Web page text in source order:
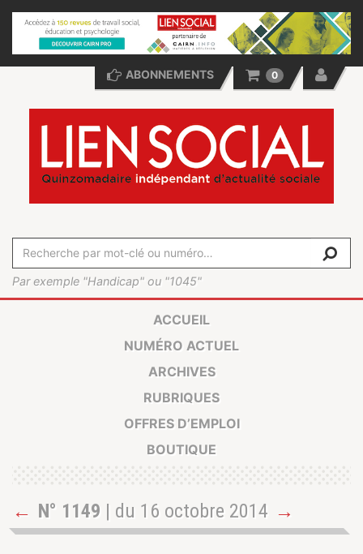
Par exemple "Handicap" ou "1045"
ABONNEMENTS 0
ACCUEIL
NUMÉRO ACTUEL
ARCHIVES
RUBRIQUES
OFFRES D’EMPLOI
BOUTIQUE
← N° 1149 | du 16 octobre 2014 →